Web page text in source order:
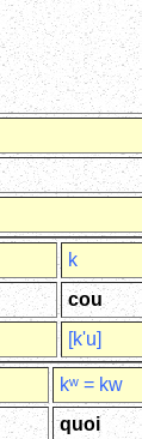
k
cou
[k'u]
kʷ = kw
quoi